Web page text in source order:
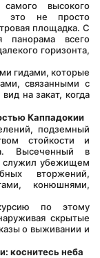
это не просто
площадка. С
панорама всего
горизонта,
гидами, которые
связанными с
на закат, когда
Каппадокии
стойкости и
Высеченный в
служил убежищем
вторжений,
конюшнями,
по этому
скрытые
о выживании и
коснитесь неба